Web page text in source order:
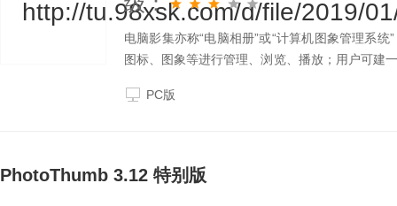
电脑影集亦称“电脑相册”或“计算机图象管理系
图标、图象等进行管理、浏览、播放；用户可建
PC版
PhotoThumb 3.12 特别版